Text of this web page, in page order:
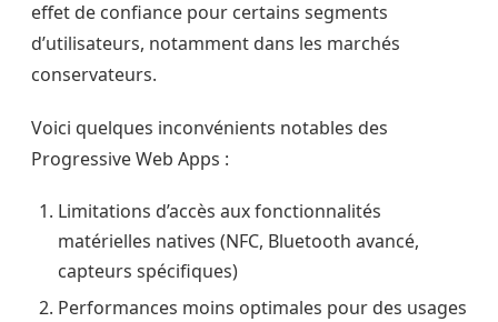
effet de confiance pour certains segments
d’utilisateurs, notamment dans les marchés
conservateurs.
Voici quelques inconvénients notables des
Progressive Web Apps :
Limitations d’accès aux fonctionnalités
matérielles natives (NFC, Bluetooth avancé,
capteurs spécifiques)
Performances moins optimales pour des usages